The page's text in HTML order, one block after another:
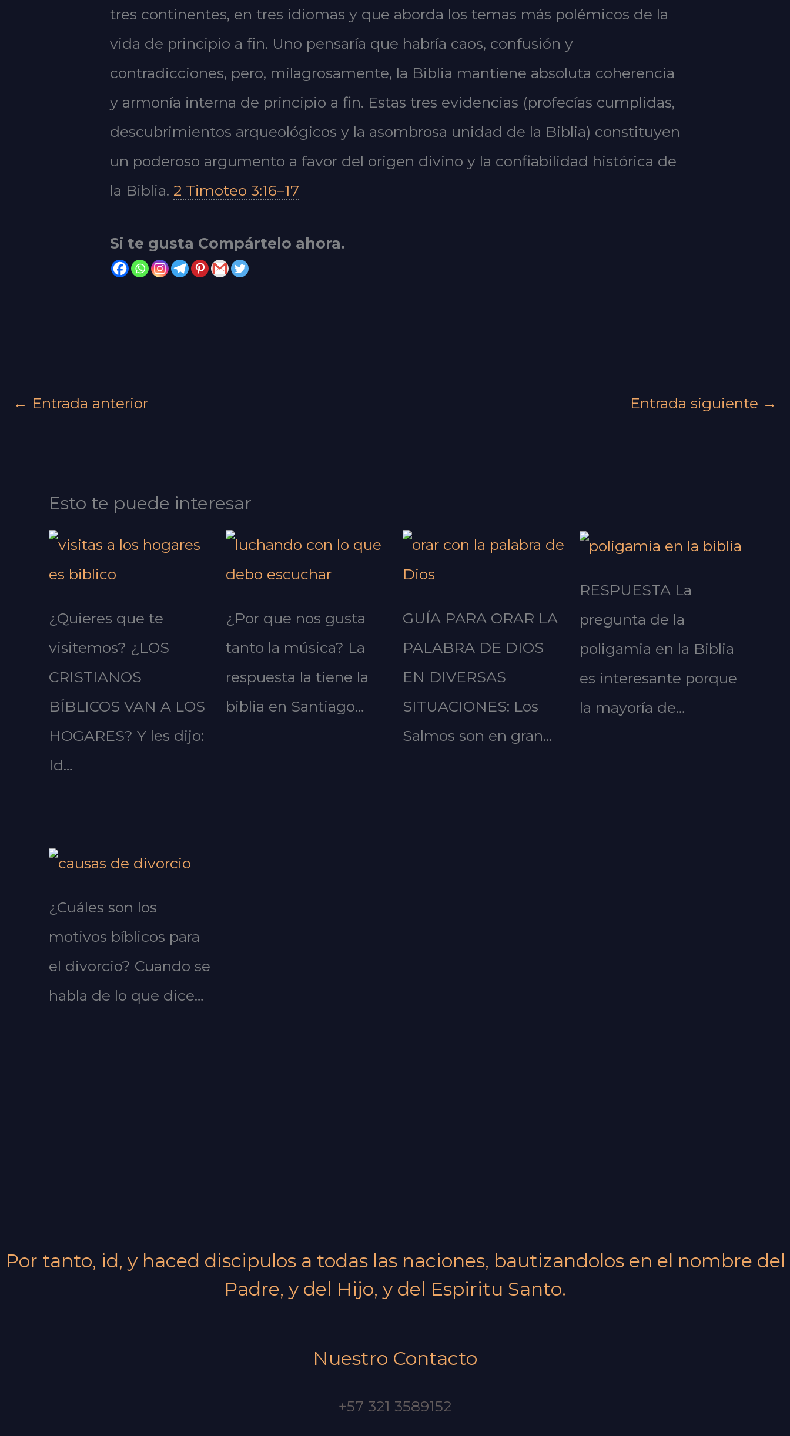
tres continentes, en tres idiomas y que aborda los temas más polémicos de la
vida de principio a fin. Uno pensaría que habría caos, confusión y
contradicciones, pero, milagrosamente, la Biblia mantiene absoluta coherencia
y armonía interna de principio a fin. Estas tres evidencias (profecías cumplidas,
descubrimientos arqueológicos y la asombrosa unidad de la Biblia) constituyen
un poderoso argumento a favor del origen divino y la confiabilidad histórica de
la Biblia. 2 Timoteo 3:16–17
Si te gusta Compártelo ahora.
← Entrada anterior Entrada siguiente →
Esto te puede interesar
¿Quieres que te
visitemos? ¿LOS
CRISTIANOS
BÍBLICOS VAN A LOS
HOGARES? Y les dijo:
Id…
¿Por que nos gusta
tanto la música? La
respuesta la tiene la
biblia en Santiago…
GUÍA PARA ORAR LA
PALABRA DE DIOS
EN DIVERSAS
SITUACIONES: Los
Salmos son en gran…
RESPUESTA La
pregunta de la
poligamia en la Biblia
es interesante porque
la mayoría de…
¿Cuáles son los
motivos bíblicos para
el divorcio? Cuando se
habla de lo que dice…
Por tanto, id, y haced discipulos a todas las naciones, bautizandolos en el nombre del
Padre, y del Hijo, y del Espiritu Santo.
Nuestro Contacto
+57 321 3589152